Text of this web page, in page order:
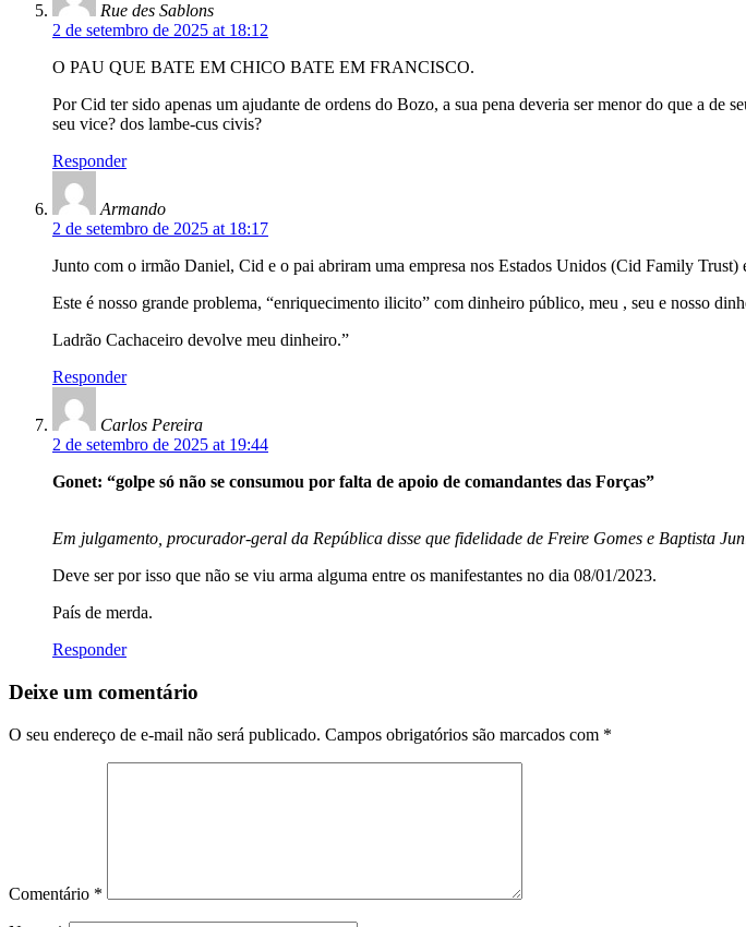
Rue des Sablons
2 de setembro de 2025 at 18:12
O PAU QUE BATE EM CHICO BATE EM FRANCISCO.
Por Cid ter sido apenas um ajudante de ordens do Bozo, a sua pena deveria ser menor do que a
seu vice? dos lambe-cus civis?
Responder
Armando
2 de setembro de 2025 at 18:17
Junto com o irmão Daniel, Cid e o pai abriram uma empresa nos Estados Unidos (Cid Family Trust)
Este é nosso grande problema, “enriquecimento ilicito” com dinheiro público, meu , seu e nosso
Ladrão Cachaceiro devolve meu dinheiro.”
Responder
Carlos Pereira
2 de setembro de 2025 at 19:44
Gonet: “golpe só não se consumou por falta de apoio de comandantes das Forças”
Em julgamento, procurador-geral da República disse que fidelidade de Freire Gomes e Baptista
Deve ser por isso que não se viu arma alguma entre os manifestantes no dia 08/01/2023.
País de merda.
Responder
Deixe um comentário
O seu endereço de e-mail não será publicado. Campos obrigatórios são marcados com *
Comentário *